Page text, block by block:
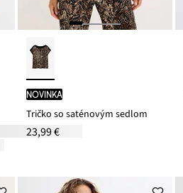
novinka
Tričko so saténovým sedlom
23,99 €